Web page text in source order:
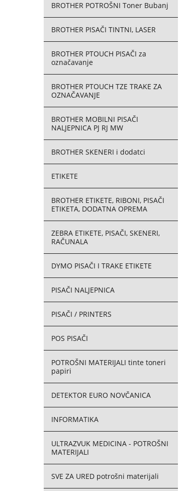
BROTHER POTROŠNI Toner Bubanj
BROTHER PISAČI TINTNI, LASER
BROTHER PTOUCH PISAČI za
označavanje
BROTHER PTOUCH TZE TRAKE ZA
OZNAČAVANJE
BROTHER MOBILNI PISAČI
NALJEPNICA PJ RJ MW
BROTHER SKENERI i dodatci
ETIKETE
BROTHER ETIKETE, RIBONI, PISAČI
ETIKETA, DODATNA OPREMA
ZEBRA ETIKETE, PISAČI, SKENERI,
RAČUNALA
DYMO PISAČI I TRAKE ETIKETE
PISAČI NALJEPNICA
PISAČI / PRINTERS
POS PISAČI
POTROŠNI MATERIJALI tinte toneri
papiri
DETEKTOR EURO NOVČANICA
INFORMATIKA
ULTRAZVUK MEDICINA - POTROŠNI
MATERIJALI
SVE ZA URED potrošni materijali